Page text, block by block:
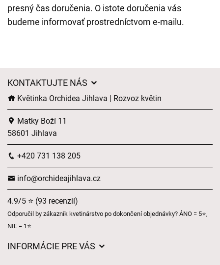
presný čas doručenia. O istote doručenia vás
budeme informovať prostredníctvom e-mailu.
KONTAKTUJTE NÁS
Květinka Orchidea Jihlava | Rozvoz květin
Matky Boží 11
58601 Jihlava
+420 731 138 205
info@orchideajihlava.cz
4.9/5 ⭐ (93 recenzií)
Odporučil by zákazník kvetinárstvo po dokončení objednávky? ÁNO = 5⭐,
NIE = 1⭐
INFORMÁCIE PRE VÁS